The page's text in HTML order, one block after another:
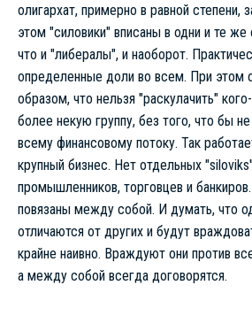
олигархат, примерно в равной степени,
этом "силовики" вписаны в одни и те
что и "либералы", и наоборот.
определенные доли во всем. При этом
образом, что нельзя "раскулачить"
более некую группу, без того, что бы
всему финансовому потоку. Так
крупный бизнес. Нет отдельных
промышленников, торговцев и
повязаны между собой. И думать, что
отличаются от других и будут
крайне наивно. Враждуют они против
а между собой всегда договорятся.